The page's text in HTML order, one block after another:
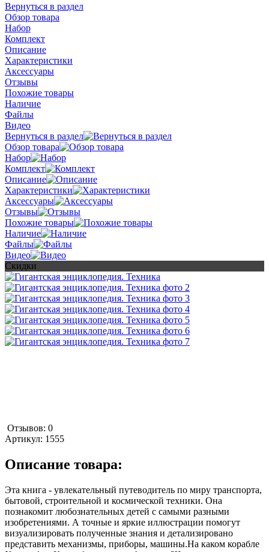
Вернуться в раздел
Обзор товара
Набор
Комплект
Описание
Характеристики
Аксессуары
Отзывы
Похожие товары
Наличие
Файлы
Видео
Вернуться в раздел
Обзор товара
Набор
Комплект
Описание
Характеристики
Аксессуары
Отзывы
Похожие товары
Наличие
Файлы
Видео
Скидки
Отзывов: 0
Артикул: 1555
Описание товара:
Эта книга - увлекательный путеводитель по миру транспорта,
бытовой, строительной и космической техники. Она
познакомит любознательных детей с самыми разными
изобретениями. А точные и яркие иллюстрации помогут
визуализировать полученные знания и детализировано
представить механизмы, приборы, машины.На каком корабле